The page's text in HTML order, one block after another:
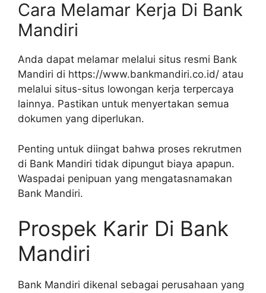
Cara Melamar Kerja Di Bank
Mandiri
Anda dapat melamar melalui situs resmi Bank
Mandiri di https://www.bankmandiri.co.id/ atau
melalui situs-situs lowongan kerja terpercaya
lainnya. Pastikan untuk menyertakan semua
dokumen yang diperlukan.
Penting untuk diingat bahwa proses rekrutmen
di Bank Mandiri tidak dipungut biaya apapun.
Waspadai penipuan yang mengatasnamakan
Bank Mandiri.
Prospek Karir Di Bank
Mandiri
Bank Mandiri dikenal sebagai perusahaan yang